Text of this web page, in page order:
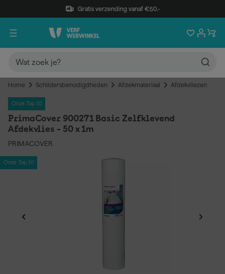
Gratis verzending vanaf €50,-
Home Schildersbenodigdheden Afdekmateriaal Afdekvliezen
Onze Top 10
PrimaCover 900271 Basic Zelfklevend
Afdekvlies - 50 x 1m
PRIMACOVER
Onze Top 10